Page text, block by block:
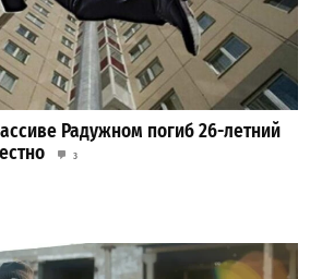
Радужном погиб 26-летний
3
и VIP-зоны: сколько придется